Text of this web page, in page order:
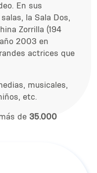
En sus
la Sala Dos,
Zorrilla (194
2003 en
actrices que
musicales,
etc.
de 35.000